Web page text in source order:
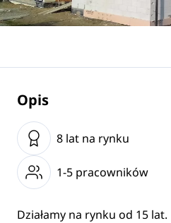
Opis
8 lat na rynku
1-5 pracowników
Działamy na rynku od 15